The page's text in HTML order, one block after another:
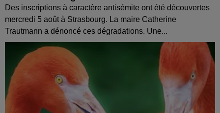
Des inscriptions à caractère antisémite ont été découvertes
mercredi 5 août à Strasbourg. La maire Catherine
Trautmann a dénoncé ces dégradations. Une...